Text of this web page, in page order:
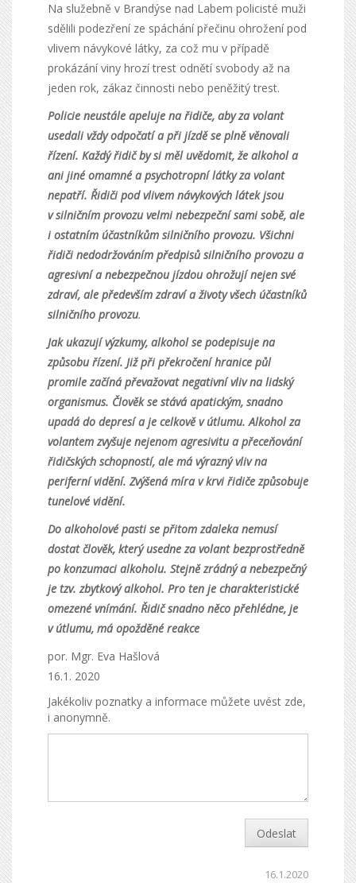
Na služebně v Brandýse nad Labem policisté muži
sdělili podezření ze spáchání přečinu ohrožení pod
vlivem návykové látky, za což mu v případě
prokázání viny hrozí trest odnětí svobody až na
jeden rok, zákaz činnosti nebo peněžitý trest.
Policie neustále apeluje na řidiče, aby za volant
usedali vždy odpočatí a při jízdě se plně věnovali
řízení. Každý řidič by si měl uvědomit, že alkohol a
ani jiné omamné a psychotropní látky za volant
nepatří. Řidiči pod vlivem návykových látek jsou
v silničním provozu velmi nebezpeční sami sobě, ale
i ostatním účastníkům silničního provozu. Všichni
řidiči nedodržováním předpisů silničního provozu a
agresivní a nebezpečnou jízdou ohrožují nejen své
zdraví, ale především zdraví a životy všech účastníků
silničního provozu.
Jak ukazují výzkumy, alkohol se podepisuje na
způsobu řízení. Již při překročení hranice půl
promile začíná převažovat negativní vliv na lidský
organismus. Člověk se stává apatickým, snadno
upadá do depresí a je celkově v útlumu. Alkohol za
volantem zvyšuje nejenom agresivitu a přeceňování
řidičských schopností, ale má výrazný vliv na
periferní vidění. Zvýšená míra v krvi řidiče způsobuje
tunelové vidění.
Do alkoholové pasti se přitom zdaleka nemusí
dostat člověk, který usedne za volant bezprostředně
po konzumaci alkoholu. Stejně zrádný a nebezpečný
je tzv. zbytkový alkohol. Pro ten je charakteristické
omezené vnímání. Řidič snadno něco přehlédne, je
v útlumu, má opožděné reakce
por. Mgr. Eva Hašlová
16.1. 2020
Jakékoliv poznatky a informace můžete uvést zde,
i anonymně.
Odeslat
16.1.2020